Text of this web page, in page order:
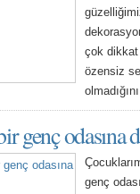
çok dikkat
özensiz
genç odasına
genç